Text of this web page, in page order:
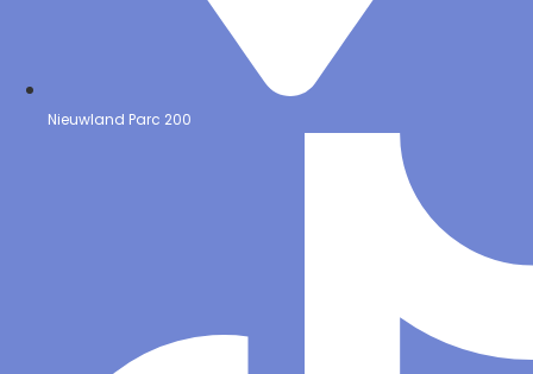
Nieuwland Parc 200